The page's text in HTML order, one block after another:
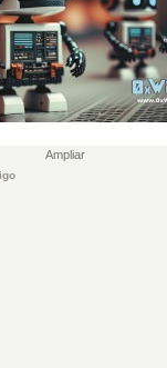
Ampliar